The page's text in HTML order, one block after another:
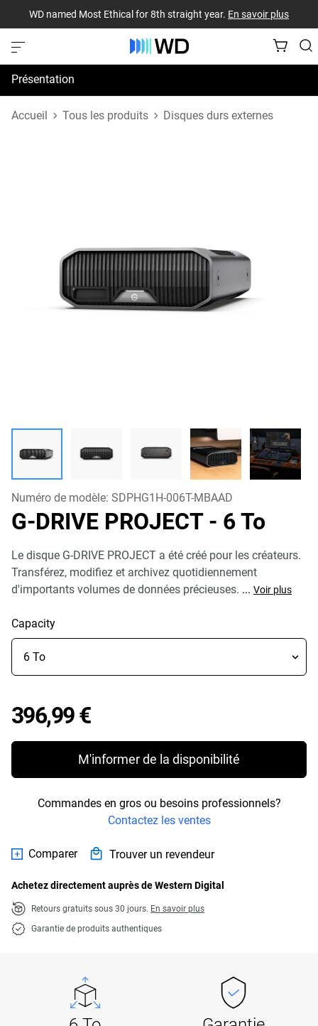
WD named Most Ethical for 8th straight year. En savoir plus
Présentation
Spécifications
Accueil Tous les produits Disques durs externes
Numéro de modèle: SDPHG1H-006T-MBAAD
G-DRIVE PROJECT - 6 To
Le disque G-DRIVE PROJECT a été créé pour les créateurs.
Transférez, modifiez et archivez quotidiennement
d'importants volumes de données précieuses. ... Voir plus
Capacity
396,99 €Price 396,99 €
M'informer de la disponibilité
Commandes en gros ou besoins professionnels?
Contactez les ventes
Comparer Trouver un revendeur
Achetez directement auprès de Western Digital
Retours gratuits sous 30 jours. En savoir plus
Garantie de produits authentiques